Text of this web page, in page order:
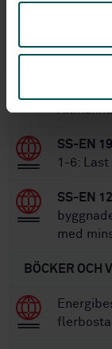
Inom samma
SS-ISO
SS-EN
1-6:
SS-EN
med
BÖCKER OCH